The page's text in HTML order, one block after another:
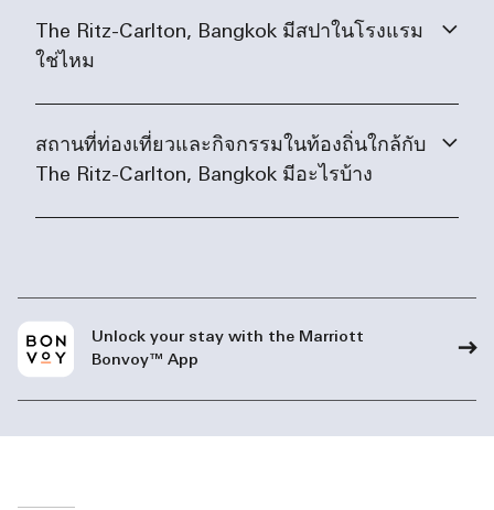
The Ritz-Carlton, Bangkok มีสปาในโรงแรม
ใช่ไหม
สถานที่ท่องเที่ยวและกิจกรรมในท้องถิ่นใกล้กับ
The Ritz-Carlton, Bangkok มีอะไรบ้าง
Unlock your stay with the Marriott
Bonvoy™ App